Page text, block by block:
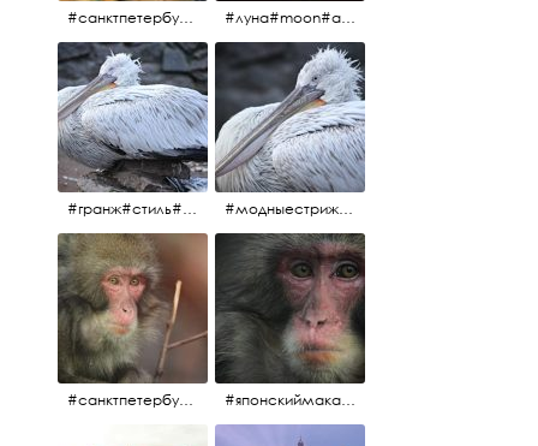
#санктпетербург #исаакиевскийсобор #исакий #луна#moon#апрельскаялуна#санктпетербург
#гранж#стиль#тренд#тренд2017 #модныестрижки#санктпетербург #пеликан #птицы#причёски #модныестрижки#стильныестрижки#причёски#зоопарк #пеликан#санктпетербург #причёскиподуше
#санктпетербург #macacafuscata #macaca #ленинградскийзоопарк #снежнаяобезьяна #японскиймакак #макака #зоопарк #японскиймакак#снежнаяобезьяна#приматы#макака#зоопарк#животные#ленинградскийзоопарк#macaca#macacafuscata#санктпетербург